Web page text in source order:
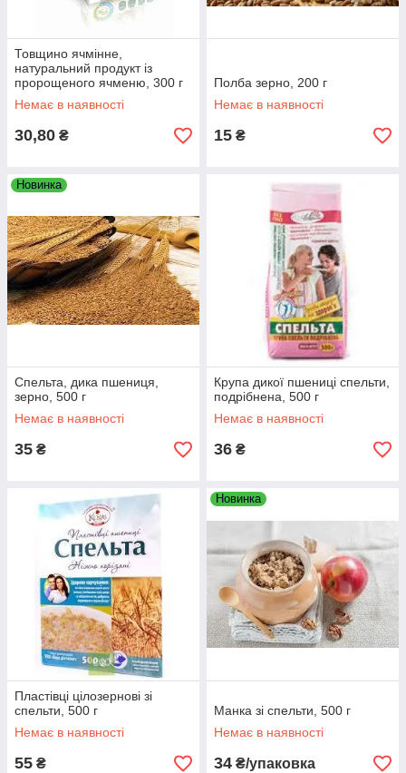
Товщино ячмінне,
натуральний продукт із
пророщеного ячменю, 300 г
Немає в наявності
30,80 ₴
Полба зерно, 200 г
Немає в наявності
15 ₴
Новинка
Спельта, дика пшениця,
зерно, 500 г
Немає в наявності
35 ₴
Крупа дикої пшениці спельти,
подрібнена, 500 г
Немає в наявності
36 ₴
Пластівці цілозернові зі
спельти, 500 г
Немає в наявності
55 ₴
Новинка
Манка зі спельти, 500 г
Немає в наявності
34 ₴/упаковка